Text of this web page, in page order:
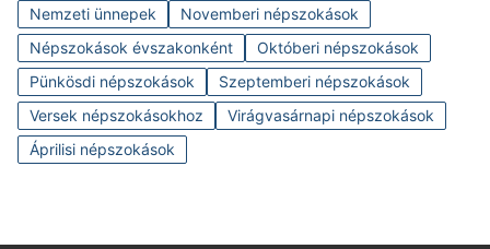
Nemzeti ünnepek
Novemberi népszokások
Népszokások évszakonként
Októberi népszokások
Pünkösdi népszokások
Szeptemberi népszokások
Versek népszokásokhoz
Virágvasárnapi népszokások
Áprilisi népszokások